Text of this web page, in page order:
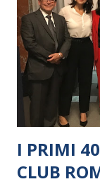
I PRIMI
CLUB